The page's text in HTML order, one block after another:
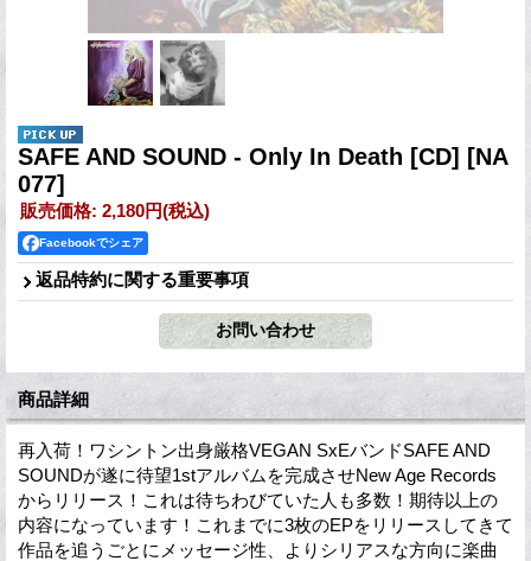
SAFE AND SOUND - Only In Death [CD] [NA
077]
販売価格: 2,180円(税込)
Facebookでシェア
返品特約に関する重要事項
商品詳細
再入荷！ワシントン出身厳格VEGAN SxEバンドSAFE AND
SOUNDが遂に待望1stアルバムを完成させNew Age Records
からリリース！これは待ちわびていた人も多数！期待以上の
内容になっています！これまでに3枚のEPをリリースしてきて
作品を追うごとにメッセージ性、よりシリアスな方向に楽曲